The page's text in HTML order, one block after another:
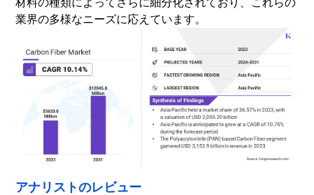
業界の多様なニーズに応えています。
アナリストのレビュー